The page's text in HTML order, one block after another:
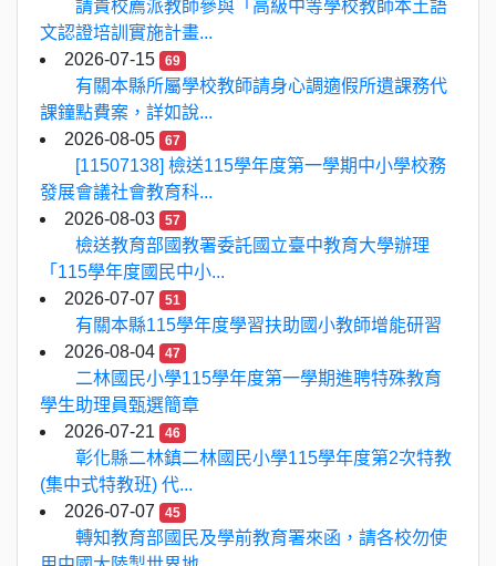
請貴校薦派教師參與「高級中等學校教師本土語
文認證培訓實施計畫...
2026-07-15
69
有關本縣所屬學校教師請身心調適假所遺課務代
課鐘點費案，詳如說...
2026-08-05
67
[11507138] 檢送115學年度第一學期中小學校務
發展會議社會教育科...
2026-08-03
57
檢送教育部國教署委託國立臺中教育大學辦理
「115學年度國民中小...
2026-07-07
51
有關本縣115學年度學習扶助國小教師增能研習
2026-08-04
47
二林國民小學115學年度第一學期進聘特殊教育
學生助理員甄選簡章
2026-07-21
46
彰化縣二林鎮二林國民小學115學年度第2次特教
(集中式特教班) 代...
2026-07-07
45
轉知教育部國民及學前教育署來函，請各校勿使